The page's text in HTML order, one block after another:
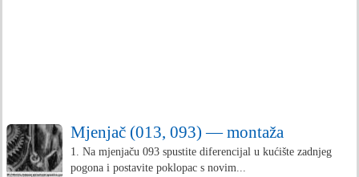
Mjenjač (013, 093) — montaža
1. Na mjenjaču 093 spustite diferencijal u kućište zadnjeg
pogona i postavite poklopac s novim...